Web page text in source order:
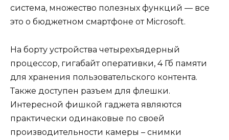
система, множество полезных функций — все
это о бюджетном смартфоне от Microsoft.
На борту устройства четырехъядерный
процессор, гигабайт оперативки, 4 Гб памяти
для хранения пользовательского контента.
Также доступен разъем для флешки.
Интересной фишкой гаджета являются
практически одинаковые по своей
производительности камеры – снимки